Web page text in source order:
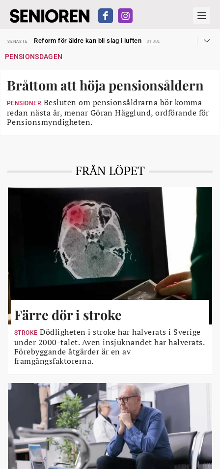
SENASTE
Reform för äldre kan bli slag i luften
31 JUL
SENASTE
Dom öppnar för rätt till garantipension
SENASTE
Liten höjning av garantipensionen
27 JUL
SENASTE
Sven Hagströmer sommarpratar
26 JUL
SENASTE
Reform för äldre kan bli slag i luften
PENSIONSDAGEN
Bråttom att höja pensionsåldern
PENSIONER Besluten om pensionsåldrarna bör komma
redan nästa år, menar Göran Hägglund, ordförande för
Pensionsmyndigheten.
FRÅN LÖPET
Färre dör i stroke
STROKE Dödligheten i stroke har halverats i Sverige
under 2000-talet. Även insjuknandet har halverats.
Förebyggande åtgärder är en av
framgångsfaktorerna.